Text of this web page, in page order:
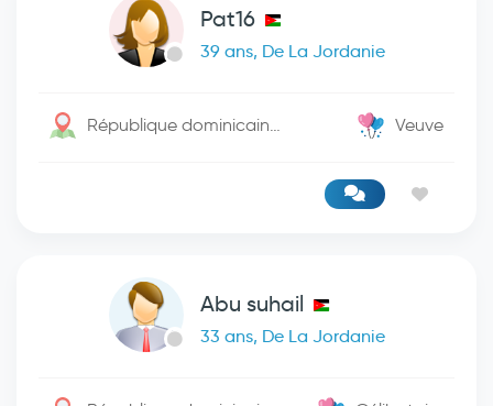
Pat16
39 ans, De La Jordanie
République dominicaine / Barahona Veuve
Abu suhail
33 ans, De La Jordanie